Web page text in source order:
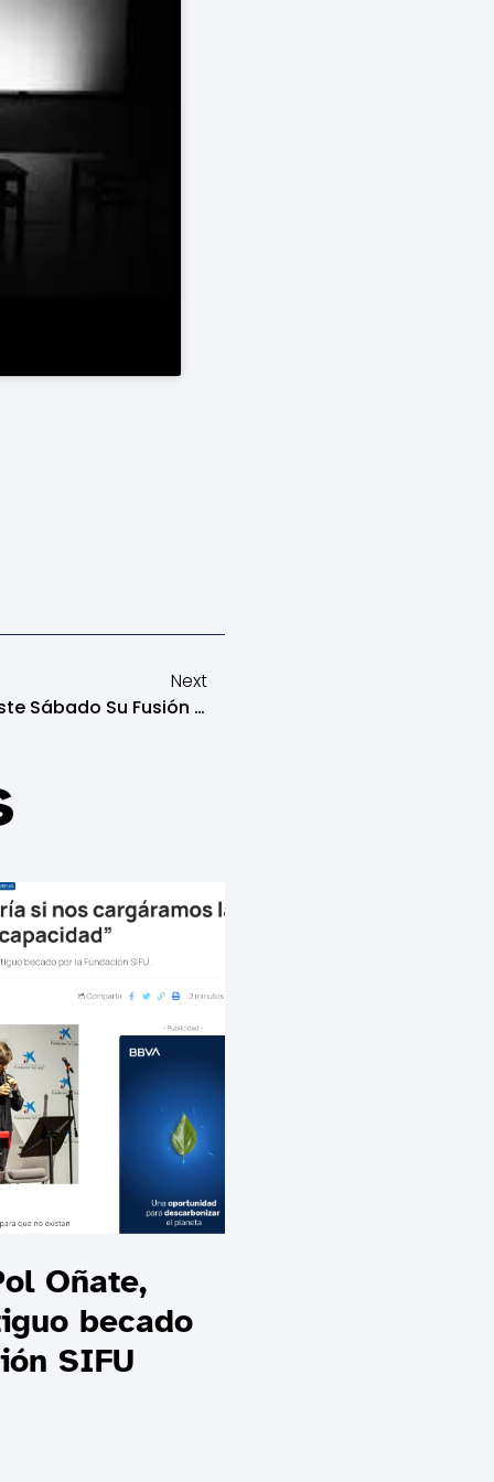
Next
El Grupo Sambach Ofrece Este Sábado Su Fusión De Músicas Brasileñas Con Composiciones De Bach En Jaca
Oñate,
becado
SIFU